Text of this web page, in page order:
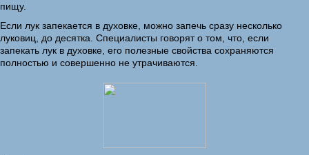
пищу.
Если лук запекается в духовке, можно запечь сразу несколько
луковиц, до десятка. Специалисты говорят о том, что, если
запекать лук в духовке, его полезные свойства сохраняются
полностью и совершенно не утрачиваются.